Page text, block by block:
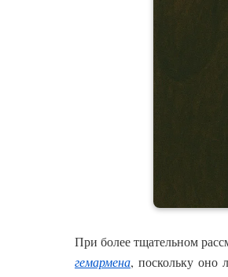
При более тщательном
гемармена, поскольку оно